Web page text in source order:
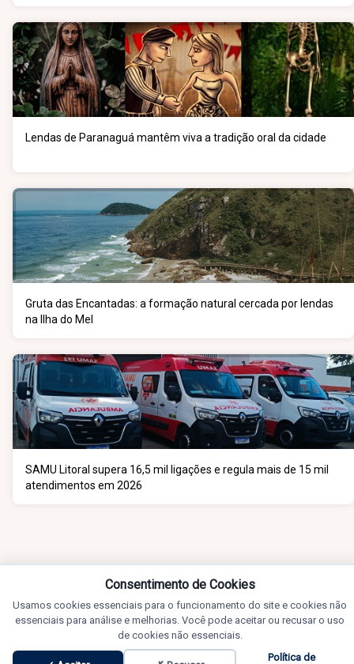
Lendas de Paranaguá mantêm viva a tradição oral da cidade
Gruta das Encantadas: a formação natural cercada por lendas
na Ilha do Mel
SAMU Litoral supera 16,5 mil ligações e regula mais de 15 mil
atendimentos em 2026
Consentimento de Cookies
Usamos cookies essenciais para o funcionamento do site e cookies não
essenciais para análise e melhorias. Você pode aceitar ou recusar o uso
de cookies não essenciais.
Política de